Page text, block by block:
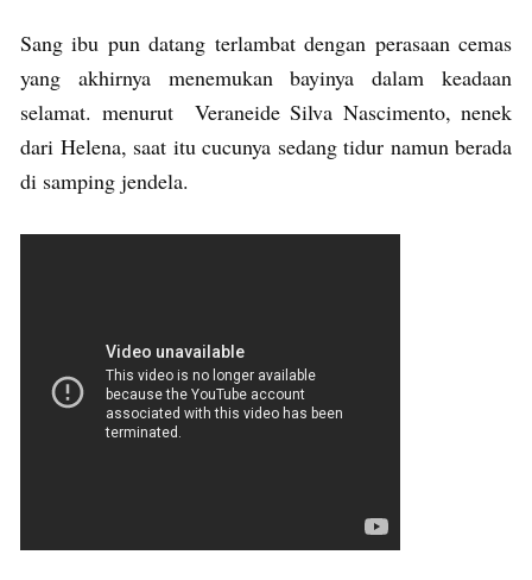
Sang ibu pun datang terlambat dengan perasaan cemas
yang akhirnya menemukan bayinya dalam keadaan
selamat. menurut Veraneide Silva Nascimento, nenek
dari Helena, saat itu cucunya sedang tidur namun berada
di samping jendela.